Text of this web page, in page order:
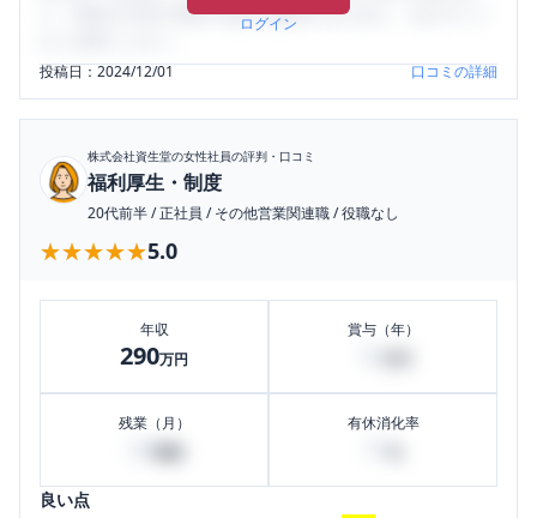
ログイン
り、将来の不安や現在の悩みを解消するために、ぜひサイト
投稿日：2024/12/01 口コミの詳細
株式会社資生堂の女性社員の評判・口コミ
福利厚生・制度
20代前半/正社員 /その他営業関連職/役職なし
★★★★★
★★★★★5.0
年収
290万円
賞与（年）
残業（月） 有休消化率
良い点